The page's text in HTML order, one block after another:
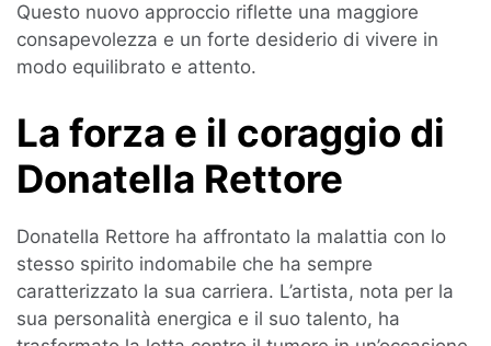
Questo nuovo approccio riflette una maggiore
consapevolezza e un forte desiderio di vivere in
modo equilibrato e attento.
La forza e il coraggio di
Donatella Rettore
Donatella Rettore ha affrontato la malattia con lo
stesso spirito indomabile che ha sempre
caratterizzato la sua carriera. L’artista, nota per la
sua personalità energica e il suo talento, ha